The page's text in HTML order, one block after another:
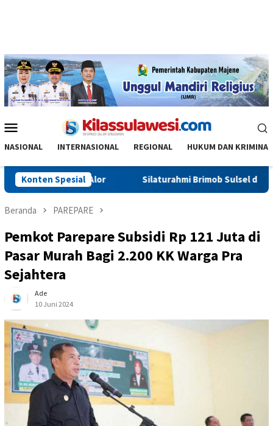
Mobile
NASIONAL INTERNASIONAL REGIONAL HUKUM DAN KRIMINAL
Konten Spesial
di Alor Silaturahmi Brimob Sulsel dan Pemkab
Beranda PAREPARE
Pemkot Parepare Subsidi Rp 121 Juta di
Pasar Murah Bagi 2.200 KK Warga Pra
Sejahtera
Ade
10 Juni 2024